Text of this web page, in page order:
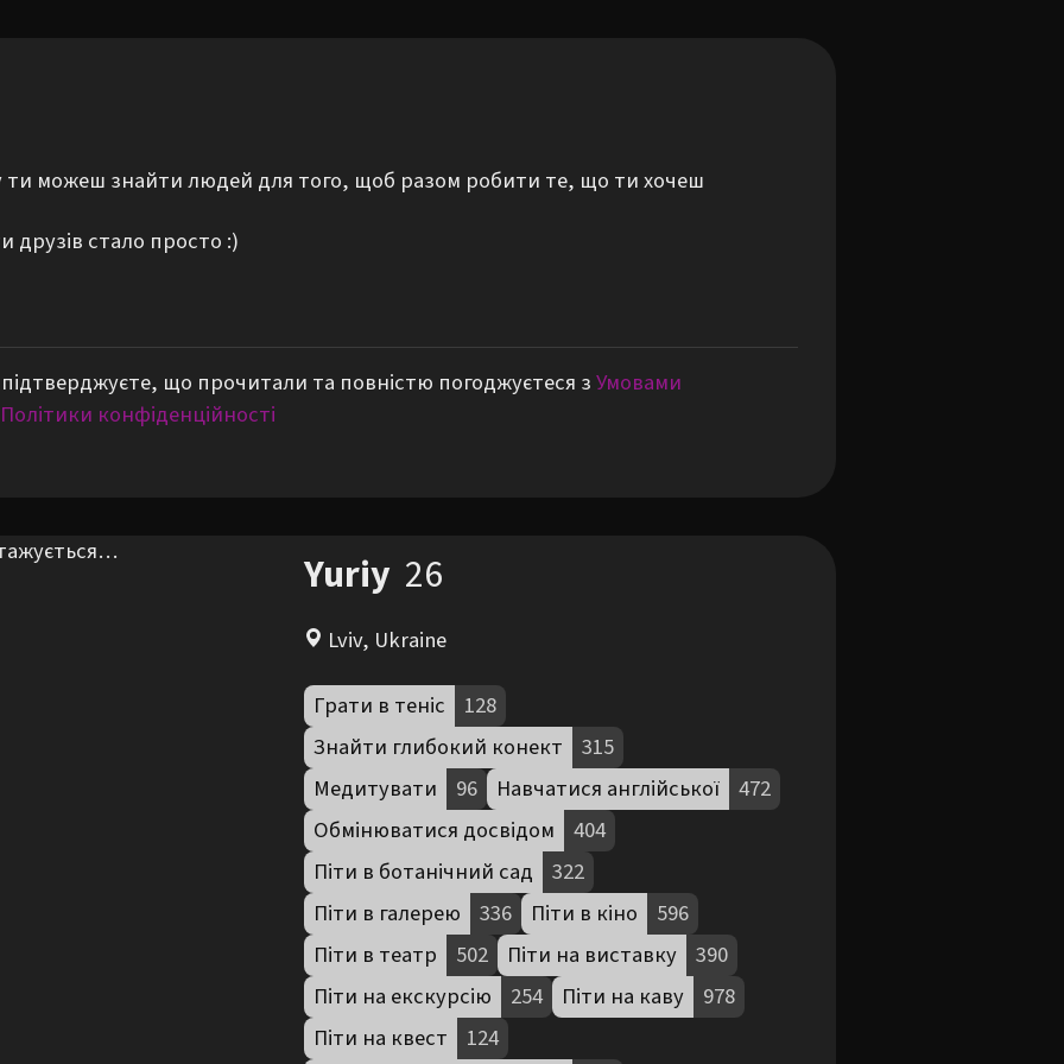
ти можеш знайти людей для того, щоб разом робити те, що ти хочеш
стало просто :)
що прочитали та повністю погоджуєтеся зУмовами
Політики конфіденційності
Yuriy 26
Lviv, Ukraine
Грати в теніс
128
Знайти глибокий конект
315
Медитувати
96 Навчатися англійської
472
Обмінюватися досвідом
404
Піти в ботанічний сад
322
Піти в галерею
336 Піти в кіно
596
Піти в театр
502 Піти на виставку
390
Піти на екскурсію
254 Піти на каву
978
Піти на квест
124